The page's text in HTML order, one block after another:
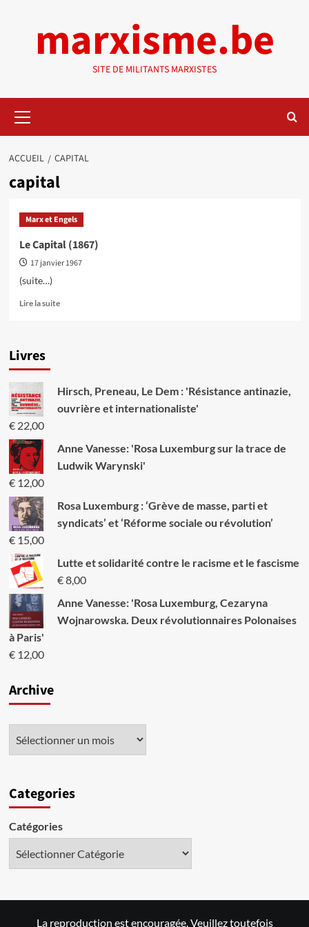
marxisme.be
SITE DE MILITANTS MARXISTES
principal
ACCUEIL CAPITAL
capital
Marx et Engels
Le Capital (1867)
17 janvier 1967
(suite…)
Lire la suiteEn
Livres
Hirsch, Preneau, Le Dem : 'Résistance antinazie,
ouvrière et internationaliste'
€22,00
Anne Vanesse: 'Rosa Luxemburg sur la trace de
Ludwik Warynski'
€12,00
Rosa Luxemburg : ‘Grève de masse, parti et
syndicats’ et ‘Réforme sociale ou révolution’
€15,00
Lutte et solidarité contre le racisme et le fascisme
€8,00
Anne Vanesse: 'Rosa Luxemburg, Cezaryna
Wojnarowska. Deux révolutionnaires Polonaises
à Paris'
€12,00
Archive
Categories
Catégories
La reproduction est encouragée. Veuillez toutefois